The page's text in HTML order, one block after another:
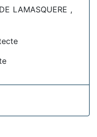
LAMASQUERE ,